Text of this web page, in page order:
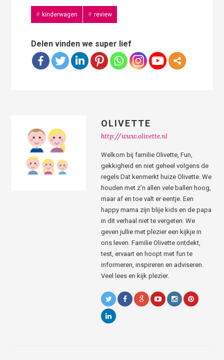
kinderwagen review
Delen vinden we super lief
OLIVETTE
http://www.olivette.nl
Welkom bij familie Olivette, Fun,
gekkigheid en niet geheel volgens de
regels Dat kenmerkt huize Olivette. We
houden met z’n allen vele ballen hoog,
maar af en toe valt er eentje. Een
happy mama zijn blije kids en de papa
in dit verhaal niet te vergeten. We
geven jullie met plezier een kijkje in
ons leven. Familie Olivette ontdekt,
test, ervaart en hoopt met fun te
informeren, inspireren en adviseren.
Veel lees en kijk plezier.